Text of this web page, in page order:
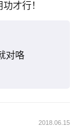
才行！
对咯
2018.06.15